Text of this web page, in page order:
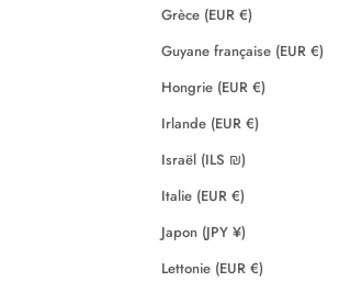
Grèce (EUR €)
Guyane française (EUR €)
Hongrie (EUR €)
Irlande (EUR €)
Israël (ILS ₪)
Italie (EUR €)
Japon (JPY ¥)
Lettonie (EUR €)